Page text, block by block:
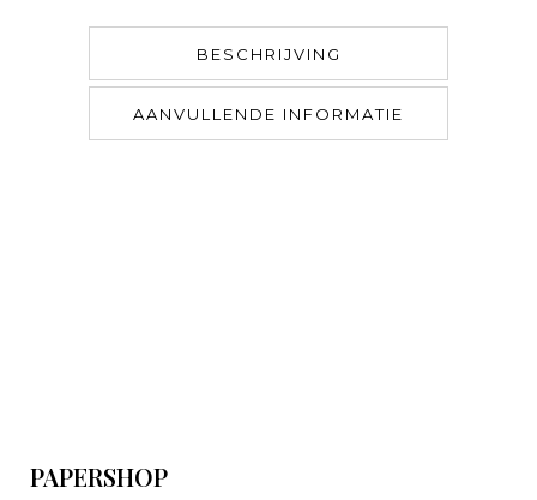
BESCHRIJVING
AANVULLENDE INFORMATIE
PAPERSHOP